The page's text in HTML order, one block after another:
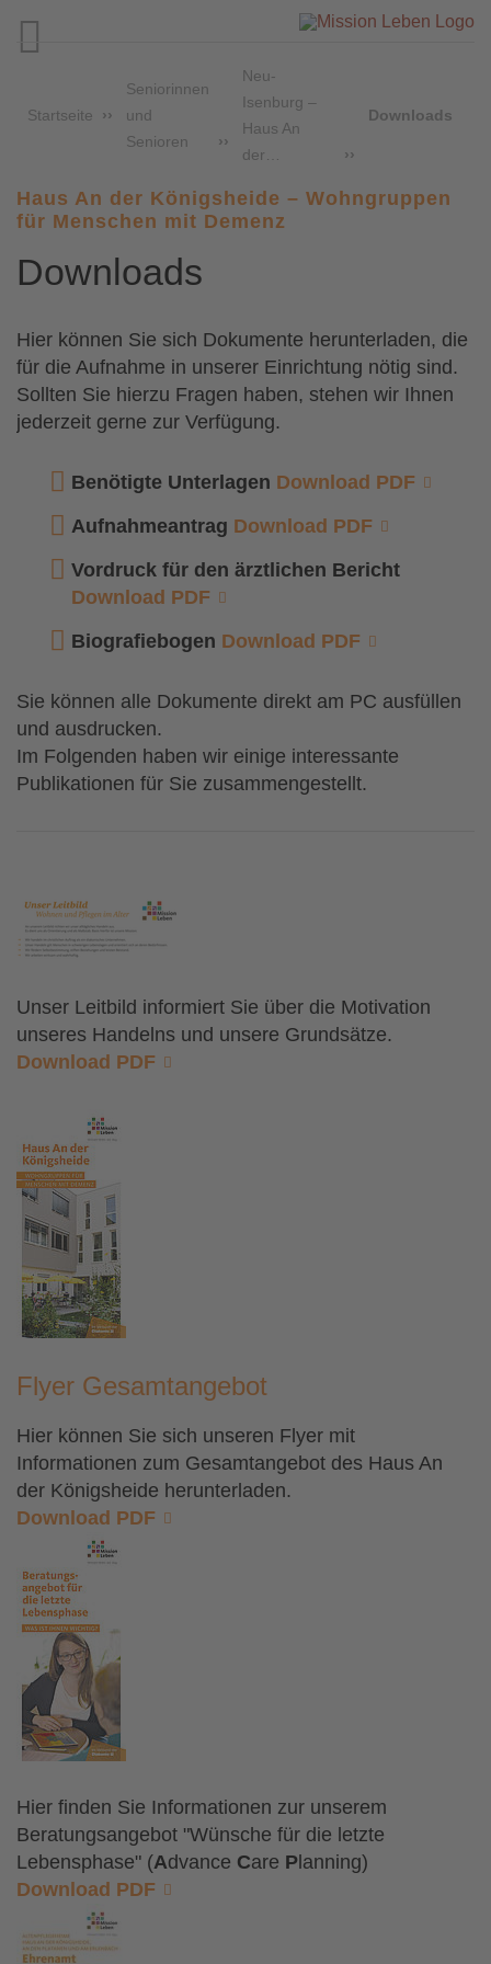

Startseite
Seniorinnen
und
Senioren
Neu-
Isenburg –
Haus An
der…
Downloads
Haus An der Königsheide – Wohngruppen
für Menschen mit Demenz
Downloads
Hier können Sie sich Dokumente herunterladen, die
für die Aufnahme in unserer Einrichtung nötig sind.
Sollten Sie hierzu Fragen haben, stehen wir Ihnen
jederzeit gerne zur Verfügung.
Benötigte Unterlagen Download PDF
Aufnahmeantrag Download PDF
Vordruck für den ärztlichen Bericht
Download PDF
Biografiebogen Download PDF
Sie können alle Dokumente direkt am PC ausfüllen
und ausdrucken.
Im Folgenden haben wir einige interessante
Publikationen für Sie zusammengestellt.
Unser Leitbild informiert Sie über die Motivation
unseres Handelns und unsere Grundsätze.
Download PDF
Flyer Gesamtangebot
Hier können Sie sich unseren Flyer mit
Informationen zum Gesamtangebot des Haus An
der Königsheide herunterladen.
Download PDF
Hier finden Sie Informationen zur unserem
Beratungsangebot "Wünsche für die letzte
Lebensphase" (Advance Care Planning)
Download PDF